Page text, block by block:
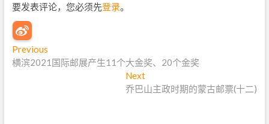
要发表评论，您必须先登录。
文
章
Previous
r
横滨2021国际邮展产生11个大金奖、20个金奖
Next
e
乔巴山主政时期的蒙古邮票(十二)